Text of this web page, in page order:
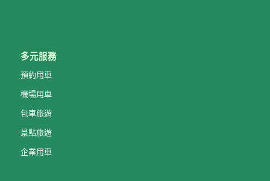
多元服務
預約用車
機場用車
包車旅遊
景點旅遊
企業用車